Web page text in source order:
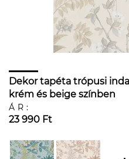
Dekor tapéta trópusi
krém és beige színben
ÁR:
23 990 Ft